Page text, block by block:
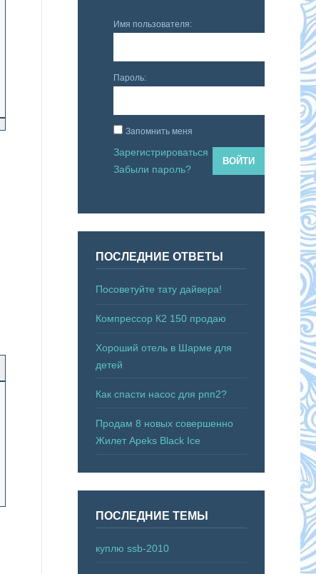
Имя пользователя:
Пароль:
Запомнить меня
ВОЙТИ
Зарегистрироваться
Забыли пароль?
ПОСЛЕДНИЕ ОТВЕТЫ
Посоветуйте тату дайвера!
Компрессор К2 150 продаю
Хороший отель в Шарме для
детей
Как спасти насос для рпп2?
Продам 8 новых совершенно
Жилет Apeks Black Ice
ПОСЛЕДНИЕ ТЕМЫ
куплю ssb-2010